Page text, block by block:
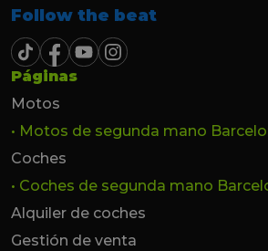
Follow the beat
Páginas
Motos
• Motos de segunda mano
Coches
• Coches de segunda mano
Alquiler de coches
Gestión de venta